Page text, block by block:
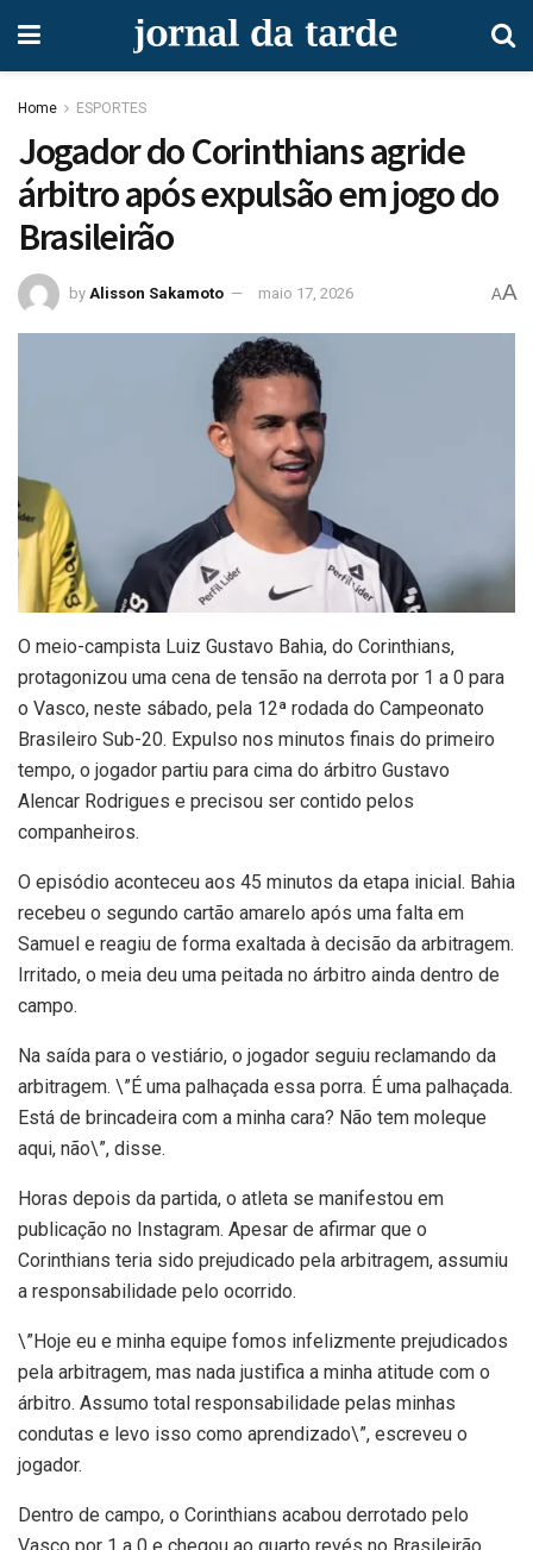
Home ESPORTES
Jogador do Corinthians agride
árbitro após expulsão em jogo do
Brasileirão
by Alisson Sakamoto maio 17, 2026 AA
O meio-campista Luiz Gustavo Bahia, do Corinthians,
protagonizou uma cena de tensão na derrota por 1 a 0 para
o Vasco, neste sábado, pela 12ª rodada do Campeonato
Brasileiro Sub-20. Expulso nos minutos finais do primeiro
tempo, o jogador partiu para cima do árbitro Gustavo
Alencar Rodrigues e precisou ser contido pelos
companheiros.
O episódio aconteceu aos 45 minutos da etapa inicial. Bahia
recebeu o segundo cartão amarelo após uma falta em
Samuel e reagiu de forma exaltada à decisão da arbitragem.
Irritado, o meia deu uma peitada no árbitro ainda dentro de
campo.
Na saída para o vestiário, o jogador seguiu reclamando da
arbitragem. \”É uma palhaçada essa porra. É uma palhaçada.
Está de brincadeira com a minha cara? Não tem moleque
aqui, não\”, disse.
Horas depois da partida, o atleta se manifestou em
publicação no Instagram. Apesar de afirmar que o
Corinthians teria sido prejudicado pela arbitragem, assumiu
a responsabilidade pelo ocorrido.
\”Hoje eu e minha equipe fomos infelizmente prejudicados
pela arbitragem, mas nada justifica a minha atitude com o
árbitro. Assumo total responsabilidade pelas minhas
condutas e levo isso como aprendizado\”, escreveu o
jogador.
Dentro de campo, o Corinthians acabou derrotado pelo